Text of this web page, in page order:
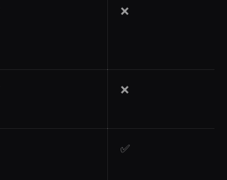
❌
❌
✅